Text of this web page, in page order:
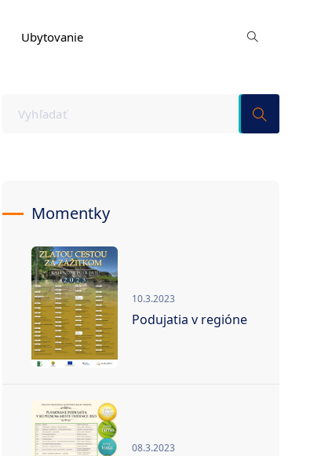
Ubytovanie
Momentky
10.3.2023
Podujatia v regióne
08.3.2023